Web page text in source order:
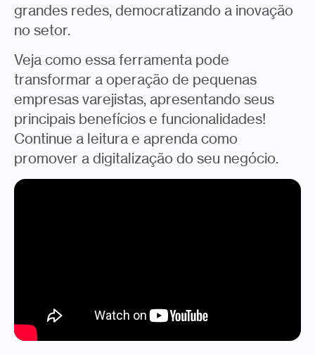
grandes redes, democratizando a inovação
no setor.
Veja como essa ferramenta pode
transformar a operação de pequenas
empresas varejistas, apresentando seus
principais benefícios e funcionalidades!
Continue a leitura e aprenda como
promover a digitalização do seu negócio.